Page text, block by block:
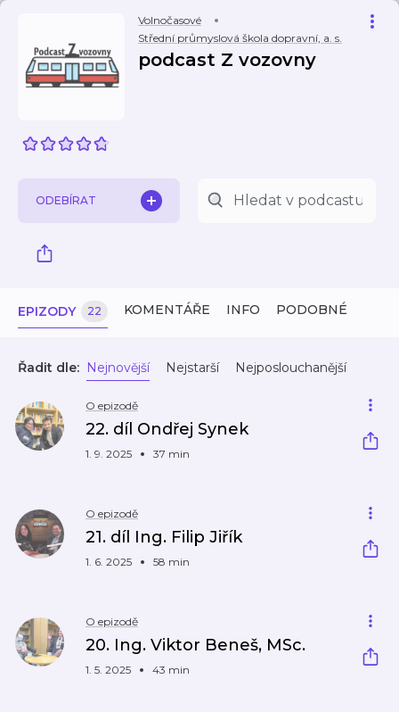
Volnočasové
Střední průmyslová škola dopravní, a. s.
podcast Z vozovny
ODEBÍRAT
EPIZODY 22 KOMENTÁŘE INFO PODOBNÉ
Řadit dle: Nejnovější Nejstarší Nejposlouchanější
O epizodě
22. díl Ondřej Synek
1. 9. 2025 37 min
O epizodě
21. díl Ing. Filip Jiřík
1. 6. 2025 58 min
O epizodě
20. Ing. Viktor Beneš, MSc.
1. 5. 2025 43 min